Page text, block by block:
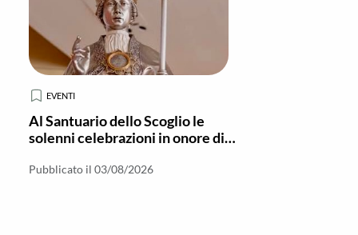
EVENTI
Al Santuario dello Scoglio le
solenni celebrazioni in onore di
Pubblicato il 03/08/2026